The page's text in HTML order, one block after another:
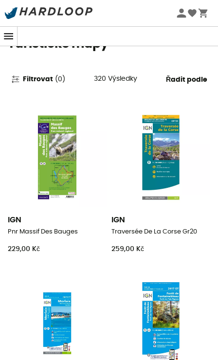
Letní akce 🔥 -5 % EXTRA při nákupu 2 produktů* s kódem
Turistické mapy
Filtrovat (0 ) 320 Výsledky Řadit podle
IGN
Pnr Massif Des Bauges
229,00 Kč
IGN
Traversée De La Corse Gr20
259,00 Kč